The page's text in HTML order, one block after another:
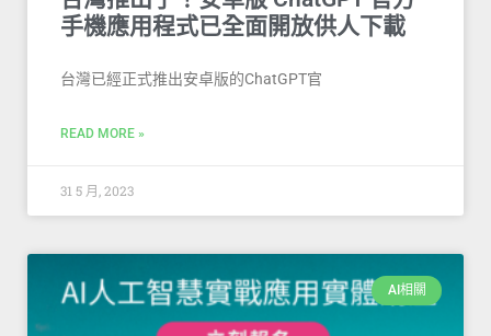
手機應用程式已全面開放供人下載
台灣已經正式推出安卓版的ChatGPT官
READ MORE »
31 5 月, 2023
AI相關